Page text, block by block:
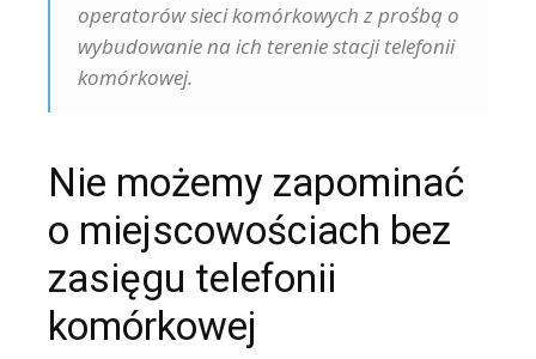
operatorów sieci komórkowych z prośbą o
wybudowanie na ich terenie stacji telefonii
komórkowej.
Nie możemy zapominać
o miejscowościach bez
zasięgu telefonii
komórkowej